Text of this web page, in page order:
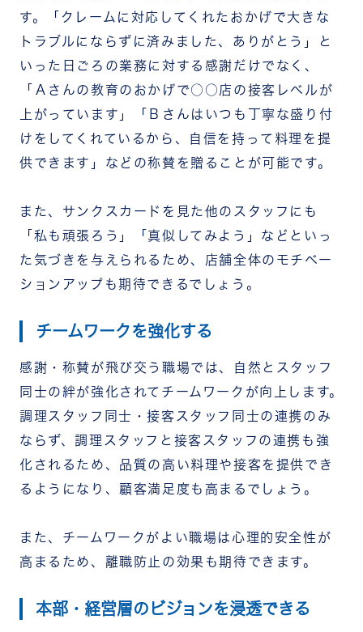
す。「クレームに対応してくれたおかげで大きな
トラブルにならずに済みました、ありがとう」と
いった日ごろの業務に対する感謝だけでなく、
「Ａさんの教育のおかげで○○店の接客レベルが
上がっています」「Ｂさんはいつも丁寧な盛り付
けをしてくれているから、自信を持って料理を提
供できます」などの称賛を贈ることが可能です。
また、サンクスカードを見た他のスタッフにも
「私も頑張ろう」「真似してみよう」などといっ
た気づきを与えられるため、店舗全体のモチベー
ションアップも期待できるでしょう。
チームワークを強化する
感謝・称賛が飛び交う職場では、自然とスタッフ
同士の絆が強化されてチームワークが向上します。
調理スタッフ同士・接客スタッフ同士の連携のみ
ならず、調理スタッフと接客スタッフの連携も強
化されるため、品質の高い料理や接客を提供でき
るようになり、顧客満足度も高まるでしょう。
また、チームワークがよい職場は心理的安全性が
高まるため、離職防止の効果も期待できます。
本部・経営層のビジョンを浸透できる